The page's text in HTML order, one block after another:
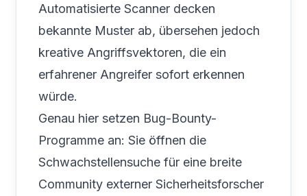
Automatisierte Scanner decken
bekannte Muster ab, übersehen jedoch
kreative Angriffsvektoren, die ein
erfahrener Angreifer sofort erkennen
würde.
Genau hier setzen Bug-Bounty-
Programme an: Sie öffnen die
Schwachstellensuche für eine breite
Community externer Sicherheitsforscher